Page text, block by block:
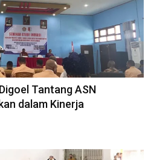
Tantang ASN
dalam Kinerja